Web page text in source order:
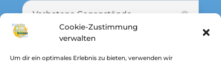
Cookie-Zustimmung
verwalten
Um dir ein optimales Erlebnis zu bieten, verwenden wir
Verbotene Gegenstände